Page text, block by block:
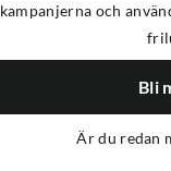
kampanjerna och
Bli
Är du redan